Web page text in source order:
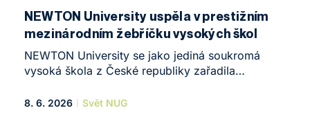
NEWTON University uspěla v prestižním
mezinárodním žebříčku vysokých škol
NEWTON University se jako jediná soukromá
vysoká škola z České republiky zařadila
(THE) Sustainability Impact Ratings 2026.
8. 6. 2026 Svět NUG